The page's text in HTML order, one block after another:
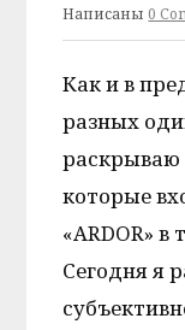
Написаны 0
Как и в
разных
раскрываю
которые
«ARDOR» в
Сегодня я